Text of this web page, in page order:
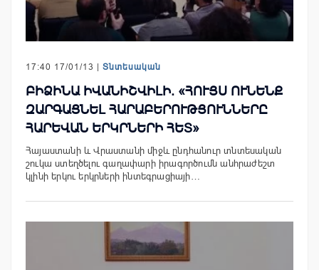
17:40 17/01/13 | Տնտեսական
ԲԻՁԻՆԱ ԻՎԱՆԻՇՎԻԼԻ. «ՀՈՒՅՍ ՈՒՆԵՆՔ
ԶԱՐԳԱՑՆԵԼ ՀԱՐԱԲԵՐՈՒԹՅՈՒՆՆԵՐԸ
ՀԱՐԵՎԱՆ ԵՐԿՐՆԵՐԻ ՀԵՏ»
Հայաստանի և Վրաստանի միջև ընդհանուր տնտեսական
շուկա ստեղծելու գաղափարի իրագործումն անհրաժեշտ
կլինի երկու երկրների ինտեգրացիայի…